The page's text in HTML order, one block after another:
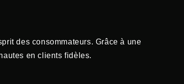
des consommateurs. Grâce à une
en clients fidèles.